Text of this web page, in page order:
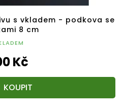
s vkladem - podkova se
8 cm
Kč